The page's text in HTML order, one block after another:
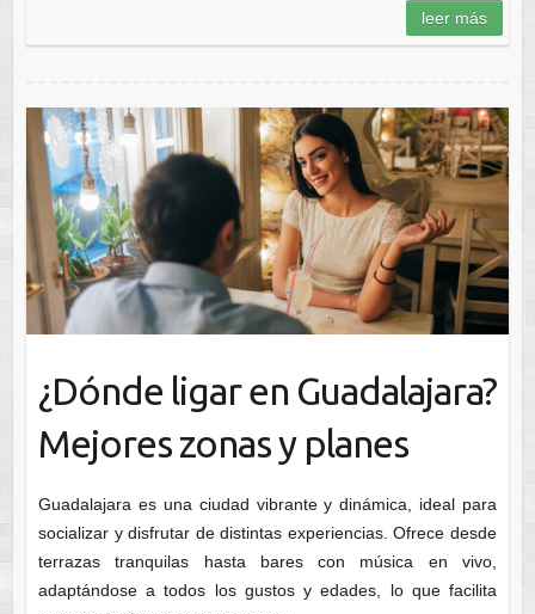
leer más
¿Dónde ligar en Guadalajara?
Mejores zonas y planes​
Guadalajara es una ciudad vibrante y dinámica, ideal para
socializar y disfrutar de distintas experiencias. Ofrece desde
terrazas tranquilas hasta bares con música en vivo,
adaptándose a todos los gustos y edades, lo que facilita